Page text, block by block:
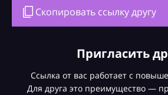
Скопировать ссылку другу
Пригласить
Ссылка от вас работает с
Для друга это преимущество —